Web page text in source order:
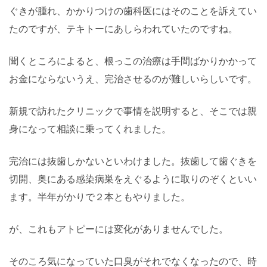
ぐきが腫れ、かかりつけの歯科医にはそのことを訴えてい
たのですが、テキトーにあしらわれていたのですね。
聞くところによると、根っこの治療は手間ばかりかかって
お金にならないうえ、完治させるのが難しいらしいです。
新規で訪れたクリニックで事情を説明すると、そこでは親
身になって相談に乗ってくれました。
完治には抜歯しかないといわけました。抜歯して歯ぐきを
切開、奥にある感染病巣をえぐるように取りのぞくといい
ます。半年がかりで２本ともやりました。
が、これもアトピーには変化がありませんでした。
そのころ気になっていた口臭がそれでなくなったので、時